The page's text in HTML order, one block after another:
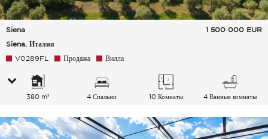
Siena
Siena, Италия
1 500 000 EUR
V0289FL Продажа Вилла
380 m² 4 Спальни 10 Комнаты 4 Ванные комнаты